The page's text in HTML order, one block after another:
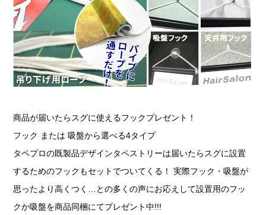
商品が届いたらスグに使えるフックプレゼント！
フック または 吸盤から選べる4タイプ
タペプロの既製品デザインタペストリーは届いたらスグに設置
するためのフックもセットでついてくる！ 実際フック・吸盤が
思ったより高くつく…との多くの声にお応えして設置用のフッ
クか吸盤を商品同梱にてプレゼント中!!!